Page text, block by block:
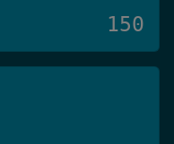
150